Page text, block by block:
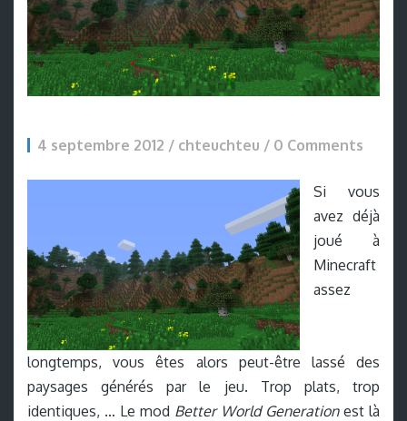
4 septembre 2012 / chteuchteu / 0 Comments
Si vous
avez déjà
joué à
Minecraft
assez
longtemps, vous êtes alors peut-être lassé des
paysages générés par le jeu. Trop plats, trop
identiques, … Le mod Better World Generationest là